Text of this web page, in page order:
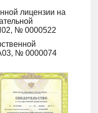
лицензии на
№ 0000522
№ 0000074